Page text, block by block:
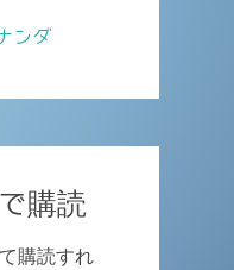
ンダ
購読
購読すれ